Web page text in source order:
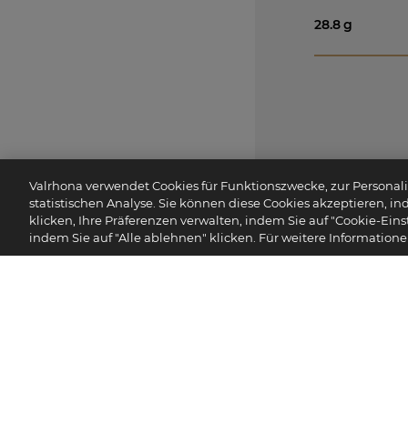
28.8g
Valrhona verwendet Cookies für Funktionszwecke, zur
statistischen Analyse. Sie können diese Cookies akzeptieren,
klicken, Ihre Präferenzen verwalten, indem Sie auf "Cookie-
indem Sie auf "Alle ablehnen" klicken. Für weitere